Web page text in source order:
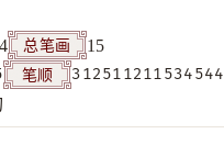
4 总笔画
15
笔顺
312511211534544